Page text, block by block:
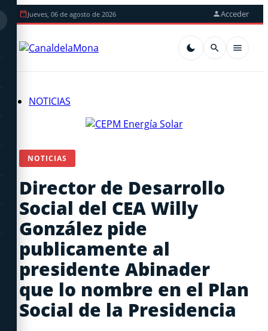
Jueves, 06 de agosto de 2026 Acceder
NOTICIAS
NOTICIAS
Director de Desarrollo
Social del CEA Willy
González pide
publicamente al
presidente Abinader
que lo nombre en el Plan
Social de la Presidencia